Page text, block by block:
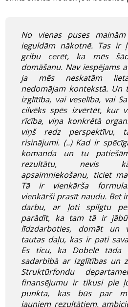
No vienas puses
ieguldām nākotnē. Tas ir
gribu cerēt, ka mēs
domāšanu. Nav iespējams
ja mēs neskatām
nedomājam kontekstā.
izglītība, vai veselība, vai
cilvēks spēs izvērtēt, kur
rīcība, viņa konkrētā
viņš redz perspektīvu,
risinājumi. (..) Kad ir
komanda un tu
rezultātu, nevis
apsaimniekošanu, ticiet
Tā ir vienkārša
vienkārši prasīt naudu. Bet
darbu, ar ļoti spilgtu
parādīt, ka tam tā ir
līdzdarboties, domāt un
tautas daļu, kas ir pati
Es ticu, ka Dobelē tāda
sadarbībā ar Izglītības un
Struktūrfondu
finansējumu ir tikusi pie
punkta, kas būs par
jauniem rezultātiem,